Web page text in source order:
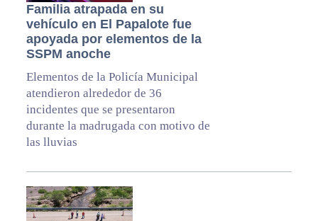
Familia atrapada en su
vehículo en El Papalote fue
apoyada por elementos de la
SSPM anoche
Elementos de la Policía Municipal
atendieron alrededor de 36
incidentes que se presentaron
durante la madrugada con motivo de
las lluvias